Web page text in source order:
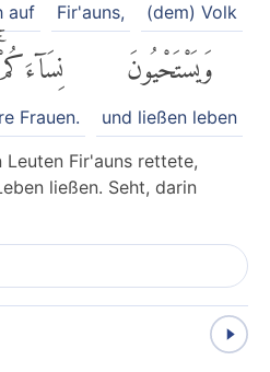
(dem) Volk
Fir'auns,
auf
وَيَسْتَحْيُونَ
und ließen leben
Frauen.
Leuten Fir'auns rettete,
ließen. Seht, darin